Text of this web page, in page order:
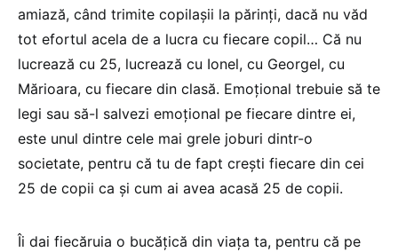
amiază, când trimite copilașii la părinți, dacă nu văd
tot efortul acela de a lucra cu fiecare copil… Că nu
lucrează cu 25, lucrează cu Ionel, cu Georgel, cu
Mărioara, cu fiecare din clasă. Emoțional trebuie să te
legi sau să-l salvezi emoțional pe fiecare dintre ei,
este unul dintre cele mai grele joburi dintr-o
societate, pentru că tu de fapt crești fiecare din cei
25 de copii ca și cum ai avea acasă 25 de copii.
Îi dai fiecăruia o bucățică din viața ta, pentru că pe